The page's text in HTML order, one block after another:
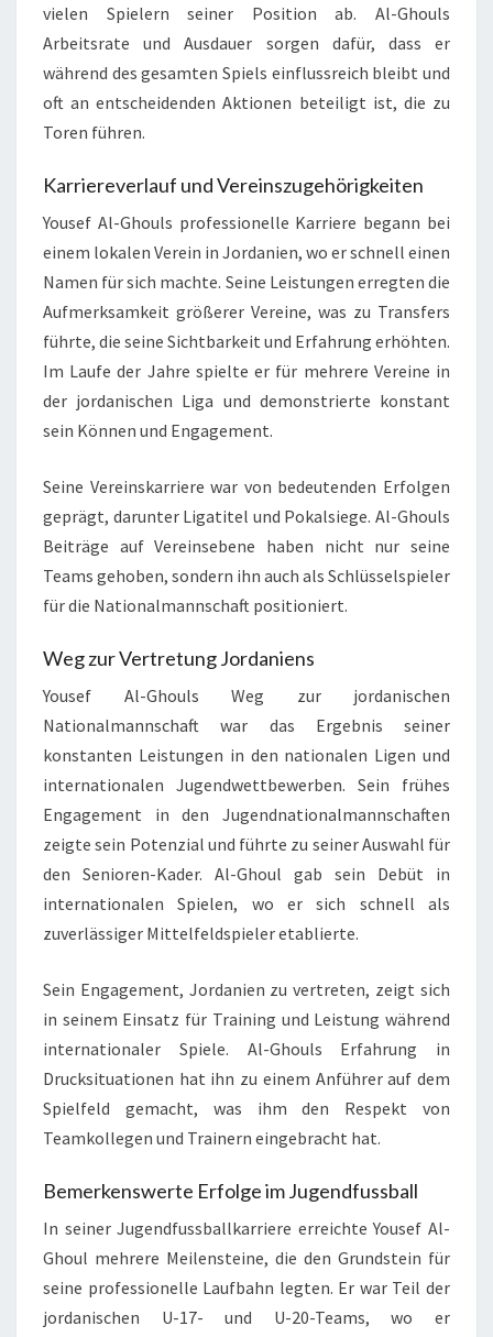
vielen Spielern seiner Position ab. Al-Ghouls
Arbeitsrate und Ausdauer sorgen dafür, dass er
während des gesamten Spiels einflussreich bleibt und
oft an entscheidenden Aktionen beteiligt ist, die zu
Toren führen.
Karriereverlauf und Vereinszugehörigkeiten
Yousef Al-Ghouls professionelle Karriere begann bei
einem lokalen Verein in Jordanien, wo er schnell einen
Namen für sich machte. Seine Leistungen erregten die
Aufmerksamkeit größerer Vereine, was zu Transfers
führte, die seine Sichtbarkeit und Erfahrung erhöhten.
Im Laufe der Jahre spielte er für mehrere Vereine in
der jordanischen Liga und demonstrierte konstant
sein Können und Engagement.
Seine Vereinskarriere war von bedeutenden Erfolgen
geprägt, darunter Ligatitel und Pokalsiege. Al-Ghouls
Beiträge auf Vereinsebene haben nicht nur seine
Teams gehoben, sondern ihn auch als Schlüsselspieler
für die Nationalmannschaft positioniert.
Weg zur Vertretung Jordaniens
Yousef Al-Ghouls Weg zur jordanischen
Nationalmannschaft war das Ergebnis seiner
konstanten Leistungen in den nationalen Ligen und
internationalen Jugendwettbewerben. Sein frühes
Engagement in den Jugendnationalmannschaften
zeigte sein Potenzial und führte zu seiner Auswahl für
den Senioren-Kader. Al-Ghoul gab sein Debüt in
internationalen Spielen, wo er sich schnell als
zuverlässiger Mittelfeldspieler etablierte.
Sein Engagement, Jordanien zu vertreten, zeigt sich
in seinem Einsatz für Training und Leistung während
internationaler Spiele. Al-Ghouls Erfahrung in
Drucksituationen hat ihn zu einem Anführer auf dem
Spielfeld gemacht, was ihm den Respekt von
Teamkollegen und Trainern eingebracht hat.
Bemerkenswerte Erfolge im Jugendfussball
In seiner Jugendfussballkarriere erreichte Yousef Al-
Ghoul mehrere Meilensteine, die den Grundstein für
seine professionelle Laufbahn legten. Er war Teil der
jordanischen U-17- und U-20-Teams, wo er